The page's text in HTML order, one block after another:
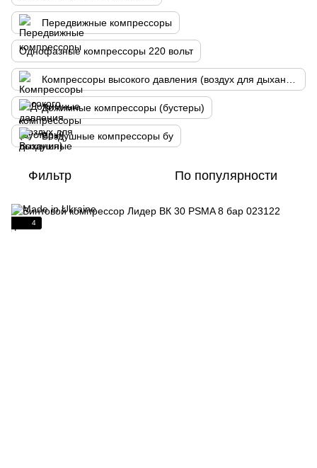
Передвижные компрессоры
Однофазные компрессоры 220 вольт
Дожимные компрессоры (бустеры)
Воздушные компрессоры бу
Фильтр По популярности
4